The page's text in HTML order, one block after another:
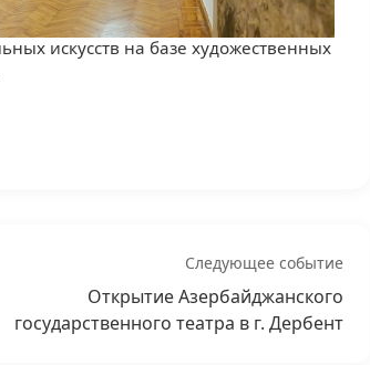
Следующее событие
Открытие Азербайджанского
государственного театра в г. Дербент